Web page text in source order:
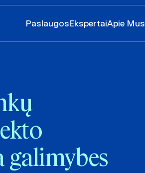
PaslaugosEkspertaiApie Mus
galimybes